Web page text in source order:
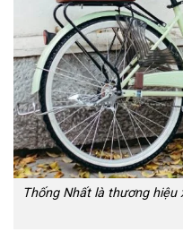
Thống Nhất là thương hiệu